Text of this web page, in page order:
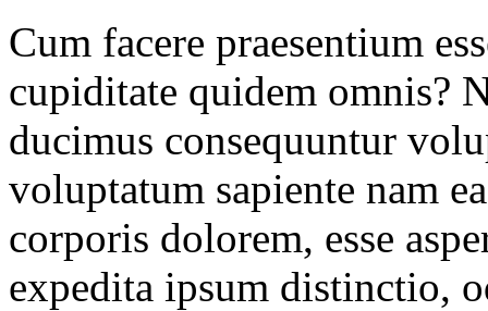
Cum facere praesentium
cupiditate quidem omnis?
ducimus consequuntur
voluptatum sapiente nam
corporis dolorem, esse
expedita ipsum distinctio,